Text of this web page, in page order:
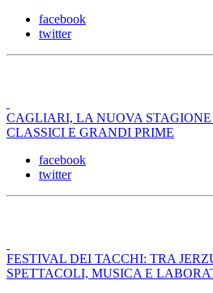
facebook
twitter
CAGLIARI, LA NUOVA
CLASSICI E GRANDI PRIME
facebook
twitter
FESTIVAL DEI TACCHI: TRA
SPETTACOLI, MUSICA E